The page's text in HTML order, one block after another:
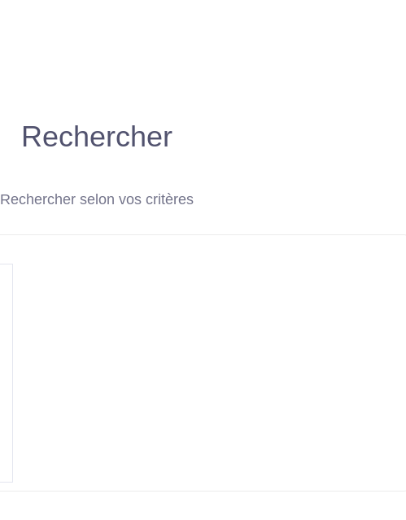
Rechercher
Rechercher selon vos critères